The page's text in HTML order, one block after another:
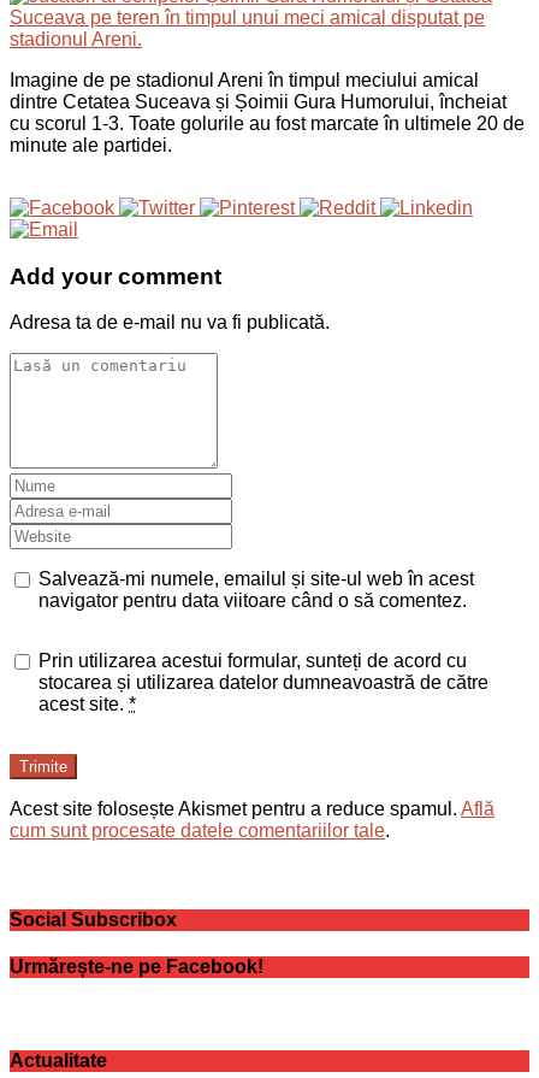
Imagine de pe stadionul Areni în timpul meciului amical
dintre Cetatea Suceava și Șoimii Gura Humorului, încheiat
cu scorul 1-3. Toate golurile au fost marcate în ultimele 20 de
minute ale partidei.
Add your comment
Adresa ta de e-mail nu va fi publicată.
Salvează-mi numele, emailul și site-ul web în acest
navigator pentru data viitoare când o să comentez.
Prin utilizarea acestui formular, sunteți de acord cu
stocarea și utilizarea datelor dumneavoastră de către
acest site. *
Trimite
Acest site folosește Akismet pentru a reduce spamul. Află
cum sunt procesate datele comentariilor tale.
Social Subscribox
Urmărește-ne pe Facebook!
Actualitate